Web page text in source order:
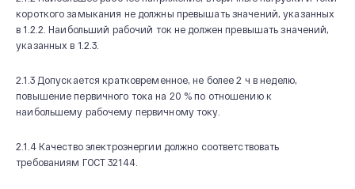
короткого замыкания не должны превышать значений, указанных
в 1.2.2. Наибольший рабочий ток не должен превышать значений,
указанных в 1.2.3.
2.1.3 Допускается кратковременное, не более 2 ч в неделю,
повышение первичного тока на 20 % по отношению к
наибольшему рабочему первичному току.
2.1.4 Качество электроэнергии должно соответствовать
требованиям ГОСТ 32144.